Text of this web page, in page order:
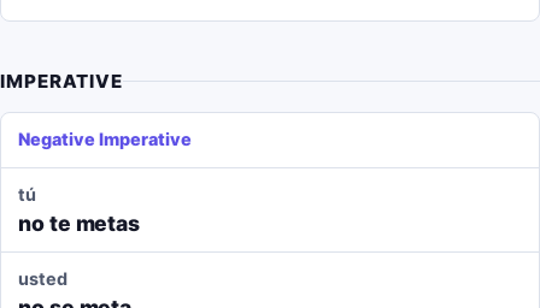
IMPERATIVE
Negative Imperative
tú
no te metas
usted